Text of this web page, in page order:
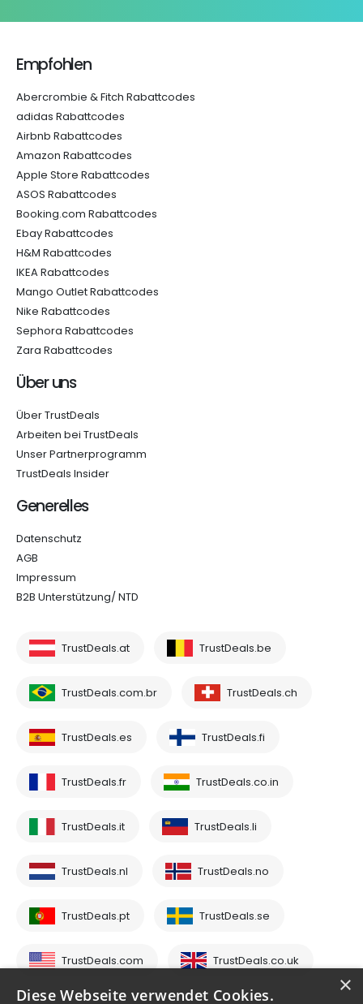
Empfohlen
Abercrombie & Fitch Rabattcodes
adidas Rabattcodes
Airbnb Rabattcodes
Amazon Rabattcodes
Apple Store Rabattcodes
ASOS Rabattcodes
Booking.com Rabattcodes
Ebay Rabattcodes
H&M Rabattcodes
IKEA Rabattcodes
Mango Outlet Rabattcodes
Nike Rabattcodes
Sephora Rabattcodes
Zara Rabattcodes
Über uns
Über TrustDeals
Arbeiten bei TrustDeals
Unser Partnerprogramm
TrustDeals Insider
Generelles
Datenschutz
AGB
Impressum
B2B Unterstützung/ NTD
TrustDeals.at TrustDeals.be
TrustDeals.com.br TrustDeals.ch
TrustDeals.es TrustDeals.fi
TrustDeals.fr TrustDeals.co.in
TrustDeals.it TrustDeals.li
TrustDeals.nl TrustDeals.no
TrustDeals.pt TrustDeals.se
TrustDeals.com TrustDeals.co.uk
×
Diese Webseite verwendet Cookies.